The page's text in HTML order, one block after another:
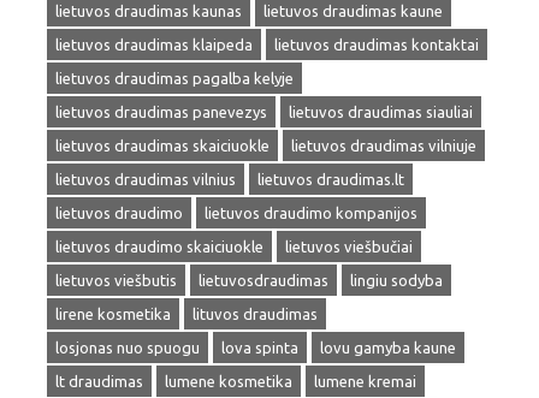
lietuvos draudimas kaunas
lietuvos draudimas kaune
lietuvos draudimas klaipeda
lietuvos draudimas kontaktai
lietuvos draudimas pagalba kelyje
lietuvos draudimas panevezys
lietuvos draudimas siauliai
lietuvos draudimas skaiciuokle
lietuvos draudimas vilniuje
lietuvos draudimas vilnius
lietuvos draudimas.lt
lietuvos draudimo
lietuvos draudimo kompanijos
lietuvos draudimo skaiciuokle
lietuvos viešbučiai
lietuvos viešbutis
lietuvosdraudimas
lingiu sodyba
lirene kosmetika
lituvos draudimas
losjonas nuo spuogu
lova spinta
lovu gamyba kaune
lt draudimas
lumene kosmetika
lumene kremai